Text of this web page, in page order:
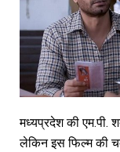
मध्यप्रदेश की एम.पी.
लेकिन इस फिल्म की